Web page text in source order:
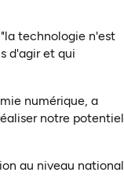
technologie n'est
d'agir et qui
numérique, a
notre potentiel
au niveau national